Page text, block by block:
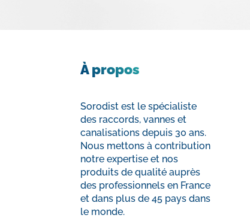
À propos
Sorodist est le spécialiste
des raccords, vannes et
canalisations depuis 30 ans.
Nous mettons à contribution
notre expertise et nos
produits de qualité auprès
des professionnels en France
et dans plus de 45 pays dans
le monde.